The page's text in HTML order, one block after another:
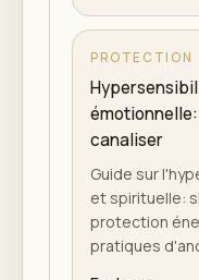
PROTECTION
canaliser
Guide sur
et spirituelle:
protection
pratiques